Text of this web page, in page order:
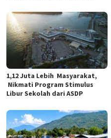
1,12 Juta Lebih Masyarakat,
Nikmati Program Stimulus
Libur Sekolah dari ASDP